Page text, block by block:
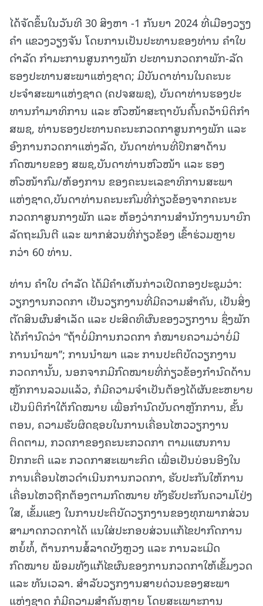
ໄດ້ຈັດຂຶ້ນໃນວັນທີ 30 ສິງຫາ -1 ກັນຍາ 2024 ທີ່ເມືອງວຽງ
ຄໍາ ແຂວງວຽງຈັນ ໂດຍການເປັນປະທານຂອງທ່ານ ຄໍາໃບ
ດໍາລັດ ກໍາມະການສູນກາງພັກ ປະທານກວດກາພັກ-ລັດ
ຮອງປະທານສະພາແຫ່ງຊາດ; ມີບັນດາທ່ານໃນຄະນະ
ປະຈຳສະພາແຫ່ງຊາດ (ຄປຈສພຊ), ບັນດາທ່ານຮອງປະ
ທານກໍາມາທິການ ແລະ ຫົວໜ້າສະຖາບັນຄົ້ນຄວ້ານິຕິກຳ
ສພຊ, ທ່ານຮອງປະທານຄະນະກວດກາສູນກາງພັກ ແລະ
ອົງການກວດກາແຫ່ງລັດ, ບັນດາທ່ານທີ່ປຶກສາດ້ານ
ກົດໝາຍຂອງ ສພຊ,ບັນດາທ່ານຫົວໜ້າ ແລະ ຮອງ
ຫົວໜ້າກົມ/ຫ້ອງການ ຂອງຄະນະເລຂາທິການສະພາ
ແຫ່ງຊາດ,ບັນດາທ່ານຄະນະກົມທີ່ກ່ຽວຂ້ອງຈາກຄະນະ
ກວດກາສູນກາງພັກ ແລະ ຫ້ອງວ່າການສຳນັກງານນາຍົກ
ລັດຖະມົນຕີ ແລະ ພາກສ່ວນທີ່ກ່ຽວຂ້ອງ ເຂົ້າຮ່ວມຫຼາຍ
ກວ່າ 60 ທ່ານ.
ທ່ານ ຄໍາໃບ ດໍາລັດ ໄດ້ມີຄໍາເຫັນກ່າວເປີດກອງປະຊຸມວ່າ:
ວຽກງານກວດກາ ເປັນວຽກງານທີ່ມີຄວາມສໍາຄັນ, ເປັນສິ່ງ
ຕັດສິນຜົນສໍາເລັດ ແລະ ປະສິດທິຜົນຂອງວຽກງານ ຊຶ່ງພັກ
ໄດ້ກຳນົດວ່າ “ຖ້າບໍ່ມີການກວດກາ ກໍໝາຍຄວາມວ່າບໍ່ມີ
ການນໍາພາ’’; ການນໍາພາ ແລະ ການປະຕິບັດວຽກງານ
ກວດການັ້ນ, ນອກຈາກມີກົດໝາຍທີ່ກ່ຽວຂ້ອງກຳນົດດ້ານ
ຫຼັກການລວມແລ້ວ, ກໍມີຄວາມຈຳເປັນຕ້ອງໄດ້ຜັນຂະຫຍາຍ
ເປັນນິຕິກຳໃຕ້ກົດໝາຍ ເພື່ອກຳນົດບັນດາຫຼັກການ, ຂັ້ນ
ຕອນ, ຄວາມຮັບຜິດຊອບໃນການເຄື່ອນໄຫວວຽກງານ
ຕິດຕາມ, ກວດກາຂອງຄະນະກວດກາ ຕາມແຜນການ
ປົກກະຕິ ແລະ ກວດກາສະເພາະກິດ ເພື່ອເປັນບ່ອນອີງໃນ
ການເຄື່ອນໄຫວດໍາເນີນການກວດກາ, ຮັບປະກັນໃຫ້ການ
ເຄື່ອນໄຫວຖືກຕ້ອງຕາມກົດໝາຍ ທັງຮັບປະກັນຄວາມໂປ່ງ
ໃສ, ເຂັ້ມແຂງ ໃນການປະຕິບັດວຽກງານຂອງທຸກພາກສ່ວນ
ສາມາດກວດກາໄດ້ ແນໃສ່ປະກອບສ່ວນແກ້ໄຂປາກົດການ
ຫຍໍ້ທໍ້, ຕ້ານການສໍ້ລາດບັງຫຼວງ ແລະ ການລະເມີດ
ກົດໝາຍ ພ້ອມທັງແກ້ໄຂຜົນຂອງການກວດກາໃຫ້ເຂັ້ມງວດ
ແລະ ທັນເວລາ. ສຳລັບວຽກງານສາຍດ່ວນຂອງສະພາ
ແຫ່ງຊາດ ກໍມີຄວາມສໍາຄັນຫຼາຍ ໂດຍສະເພາະການ